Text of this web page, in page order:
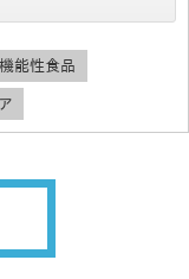
機能性食品